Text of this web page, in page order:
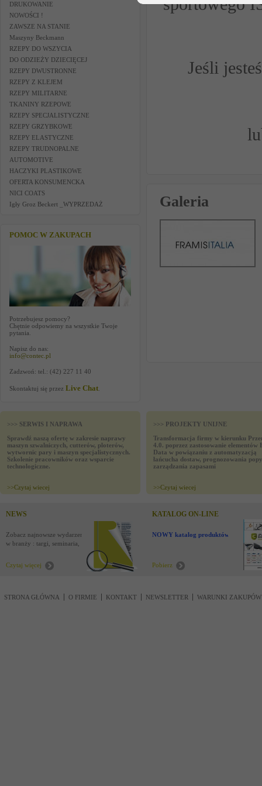
DRUKOWANIE
NOWOŚCI !
ZAWSZE NA STANIE
Maszyny Beckmann
RZEPY DO WSZYCIA
DO ODZIEŻY DZIECIĘCEJ
RZEPY DWUSTRONNE
RZEPY Z KLEJEM
RZEPY MILITARNE
TKANINY RZEPOWE
RZEPY SPECJALISTYCZNE
RZEPY GRZYBKOWE
RZEPY ELASTYCZNE
RZEPY TRUDNOPALNE
AUTOMOTIVE
HACZYKI PLASTIKOWE
OFERTA KONSUMENCKA
NICI COATS
Igły Groz Beckert _WYPRZEDAŻ
POMOC W ZAKUPACH
Potrzebujesz pomocy?
Chętnie odpowiemy na wszystkie Twoje
pytania.
Napisz do nas:
info@contec.pl
Zadzwoń: tel.: (42) 227 11 40
Skontaktuj się przez Live Chat
sportowego
Jeśli
Galeria
>>> SERWIS I NAPRAWA
Sprawdź naszą ofertę w zakresie naprawy
maszyn szwalniczych, cutterów, ploterów,
wytwornic pary i maszyn specjalistycznych.
Szkolenie pracowników oraz wsparcie
technologiczne.
>>Czytaj wiecej
>>> PROJEKTY UNIJNE
Transformacja firmy w kierunku
4.0. poprzez zastosowanie elementów
Data w powiązaniu z automatyzacją
łańcucha dostaw, prognozowania
zarządzania zapasami
>>Czytaj wiecej
NEWS
Zobacz najnowsze wydarzenia
w branży : targi, seminaria,
Czytaj więcej
KATALOG ON-LINE
NOWY katalog produktów !
Pobierz
STRONA GŁÓWNA O FIRMIE KONTAKT NEWSLETTER WARUNKI ZAKUPÓW